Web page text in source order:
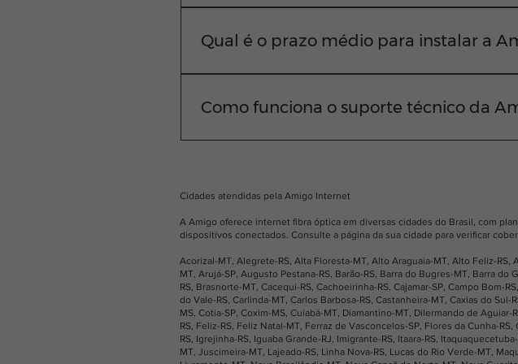
rua, basta digitar seu CEP em nosso site ou
Qual é o prazo médio para instalar a
equipe técnica realiza a instalação na sua
Como funciona o suporte técnico da
Cidades atendidas pela Amigo Internet
A Amigo oferece internet fibra óptica em diversas cidades do Brasil, com
dispositivos conectados. Consulte a página da sua cidade para verificar
Acorizal-MT, Alegrete-RS, Alta Floresta-MT, Alto Araguaia-MT, Alto Feliz-RS,
MT, Arujá-SP, Augusto Pestana-RS, Barão-RS, Barra do Bugres-MT, Barra do
RS, Brasnorte-MT, Cacequi-RS, Cachoeirinha-RS, Cajamar-SP, Campo Bom-RS,
do Vale-RS, Carlinda-MT, Carlos Barbosa-RS, Castanheira-MT, Caxias do Sul-
MS, Cotia-SP, Coxim-MS, Cuiabá-MT, Diamantino-MT, Dilermando de Aguiar-
RS, Feliz-RS, Feliz Natal-MT, Ferraz de Vasconcelos-SP, Flores da Cunha-RS,
RS, Igrejinha-RS, Iguaba Grande-RJ, Imigrante-RS, Itaara-RS,
MT, Juscimeira-MT, Lajeado-RS, Linha Nova-RS, Lucas do Rio Verde-MT,